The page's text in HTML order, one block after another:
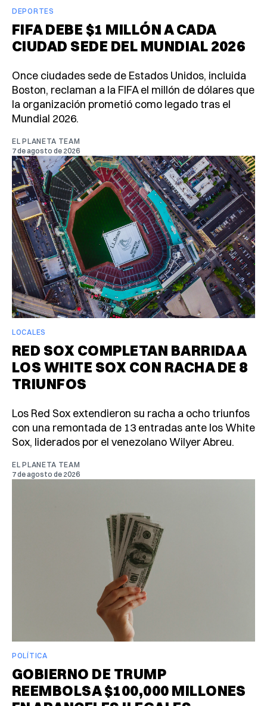
DEPORTES
FIFA DEBE $1 MILLÓN A CADA
CIUDAD SEDE DEL MUNDIAL 2026
Once ciudades sede de Estados Unidos, incluida
Boston, reclaman a la FIFA el millón de dólares que
la organización prometió como legado tras el
Mundial 2026.
EL PLANETA TEAM
7 de agosto de 2026
LOCALES
RED SOX COMPLETAN BARRIDA A
LOS WHITE SOX CON RACHA DE 8
TRIUNFOS
Los Red Sox extendieron su racha a ocho triunfos
con una remontada de 13 entradas ante los White
Sox, liderados por el venezolano Wilyer Abreu.
EL PLANETA TEAM
7 de agosto de 2026
POLÍTICA
GOBIERNO DE TRUMP
REEMBOLSA $100,000 MILLONES